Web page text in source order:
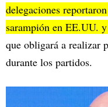
delegaciones
sarampión en EE.UU.
que obligará a realizar
durante los partidos.